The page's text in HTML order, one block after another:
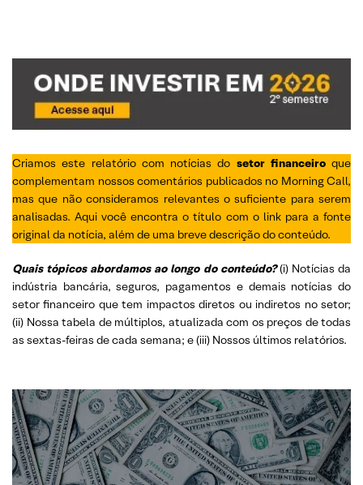
Criamos este relatório com notícias do setor financeiroque
complementam nossos comentários publicados no Morning Call,
mas que não consideramos relevantes o suficiente para serem
analisadas. Aqui você encontra o título com o link para a fonte
original da notícia, além de uma breve descrição do conteúdo.
Quais tópicos abordamos ao longo do conteúdo? (i) Notícias da
indústria bancária, seguros, pagamentos e demais notícias do
setor financeiro que tem impactos diretos ou indiretos no setor;
(ii) Nossa tabela de múltiplos, atualizada com os preços de todas
as sextas-feiras de cada semana; e (iii) Nossos últimos relatórios.